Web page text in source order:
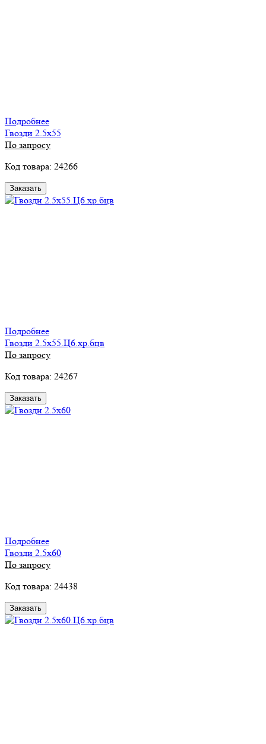
Подробнее
Гвозди 2.5х55
По запросу
Код товара: 24266
Заказать
Подробнее
Гвозди 2.5х55.Ц6.хр.бцв
По запросу
Код товара: 24267
Заказать
Подробнее
Гвозди 2.5х60
По запросу
Код товара: 24438
Заказать